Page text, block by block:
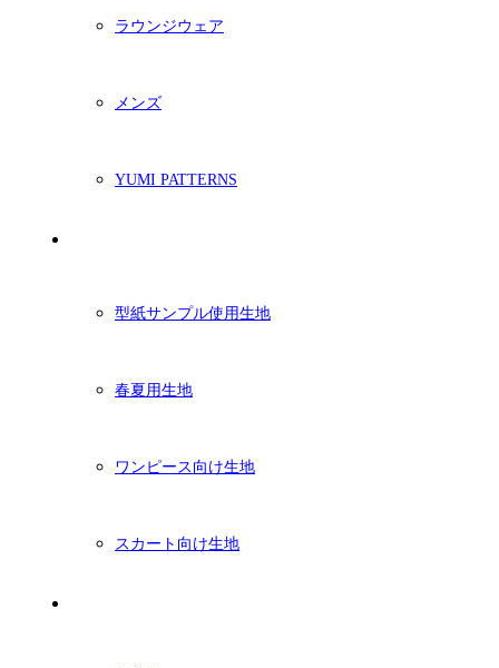
ラウンジウェア
メンズ
YUMI PATTERNS
型紙サンプル使用生地
春夏用生地
ワンピース向け生地
スカート向け生地